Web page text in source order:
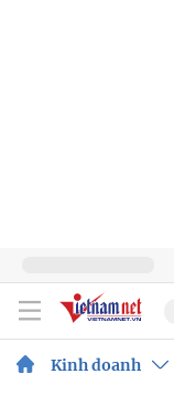
Kinh doanh